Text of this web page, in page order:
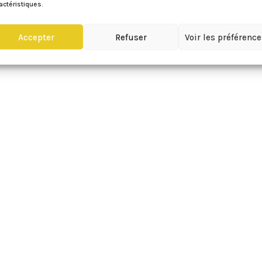
Accepter Refuser Voir les